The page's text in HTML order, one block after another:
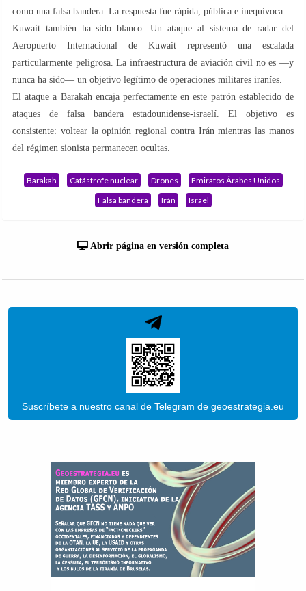
como una falsa bandera. La respuesta fue rápida, pública e inequívoca.
Kuwait también ha sido blanco. Un ataque al sistema de radar del
Aeropuerto Internacional de Kuwait representó una escalada
particularmente peligrosa. La infraestructura de aviación civil no es —y
nunca ha sido— un objetivo legítimo de operaciones militares iraníes.
El ataque a Barakah encaja perfectamente en este patrón establecido de
ataques de falsa bandera estadounidense-israelí. El objetivo es
consistente: voltear la opinión regional contra Irán mientras las manos
del régimen sionista permanecen ocultas.
Barakah Catástrofe nuclear Drones
Emiratos Árabes Unidos
Falsa bandera
Irán Israel
Abrir página en versión completa
Suscríbete a nuestro canal de Telegram de geoestrategia.eu